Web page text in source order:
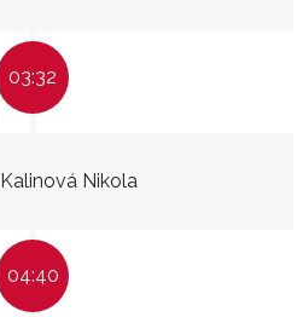
03:32
Kalinová Nikola
04:40